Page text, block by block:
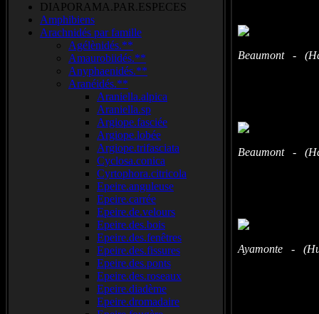
DIAPORAMA.PAR.ESPECES
Amphibiens
Arachnidés par famille
Agélènidés.**
Amaurobiidés.**
Anyphaenidés.**
Aranéidés.**
Araniella.alpica
Araniella.sp
Argiope.fasciée
Argiope.lobée
Argiope.trifasciata
Cyclosa.conica
Cyrtophora.citricola
Epeire.anguleuse
Epeire.carrée
Epeire.de.velours
Epeire.des.bois
Epeire.des.fenêtres
Epeire.des.fissures
Epeire.des.ponts
Epeire.des.roseaux
Epeire.diadème
Epeire.dromadaire
Beaumont -
Beaumont -
Ayamonte -